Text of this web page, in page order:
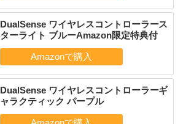
DualSense ワイヤレスコントローラース
ターライト ブルーAmazon限定特典付
DualSense ワイヤレスコントローラーギ
ャラクティック パープル